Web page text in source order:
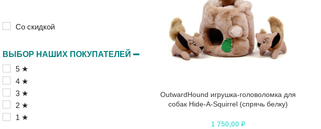
OutwardHound
Со скидкой
ВЫБОР НАШИХ ПОКУПАТЕЛЕЙ
5 ★
4 ★
3 ★
2 ★
1 ★
OutwardHound игрушка-головоломка для
собак Hide-A-Squirrel (спрячь белку)
1 750,00₽